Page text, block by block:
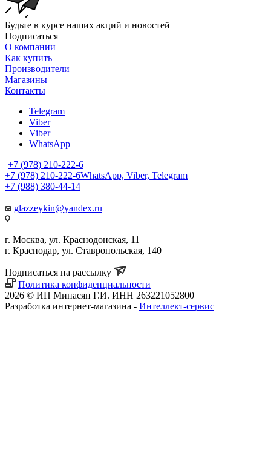
Будьте в курсе наших акций и новостей
Подписаться
О компании
Как купить
Производители
Магазины
Контакты
Telegram
Viber
Viber
WhatsApp
+7 (978) 210-222-6
+7 (978) 210-222-6WhatsApp, Viber, Telegram
+7 (988) 380-44-14
glazzeykin@yandex.ru
г. Москва, ул. Краснодонская, 11
г. Краснодар, ул. Ставропольская, 140
Подписаться на рассылку
Политика конфиденциальности
2026 © ИП Минасян Г.И. ИНН 263221052800
Разработка интернет-магазина - Интеллект-сервис